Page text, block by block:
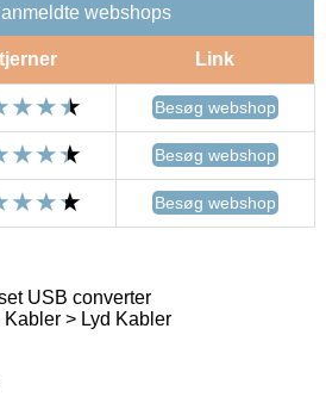
webshops
Link
Besøg webshop
Besøg webshop
Besøg webshop
USB converter
Kabler > Lyd Kabler